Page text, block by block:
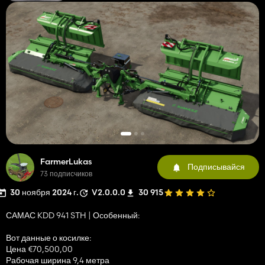
FarmerLukas
73 подписчиков
Подписывайся
30 ноября 2024 г. V2.0.0.0 30 915
САМАС KDD 941 STH | Особенный:
Вот данные о косилке:
Цена €70,500,00
Рабочая ширина 9,4 метра